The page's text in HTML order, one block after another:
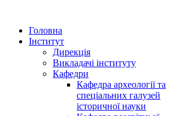
Головна
Інститут
Дирекція
Викладачі інституту
Кафедри
Кафедра археології та
спеціальних галузей
історичної науки